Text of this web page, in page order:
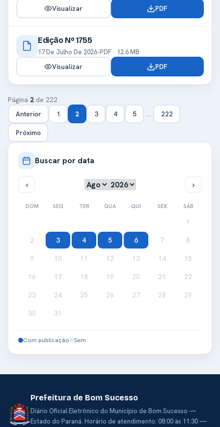
Visualizar PDF
Edição Nº 1755
17 De Julho De 2026•PDF · 12.6 MB
Visualizar PDF
Página 2 de 222
Anterior
1 2 3 4 5 … 222
Próximo
Buscar por data
DOM SEG TER QUA QUI SEX SÁB
1
2 3 4 5 6 7 8
9 10 11 12 13 14 15
16 17 18 19 20 21 22
23 24 25 26 27 28 29
30 31
Com publicação Sem
Prefeitura de Bom Sucesso
Diário Oficial Eletrônico do Município de Bom Sucesso —
Estado do Paraná. Horário de atendimento: 08:00 às 11:30 —